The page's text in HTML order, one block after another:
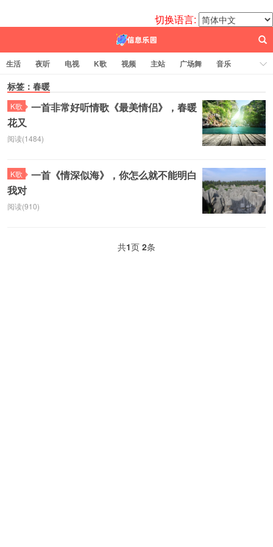
切换语言:
生活 夜听 电视 K歌 视频 主站 广场舞
音乐
歌曲
电台
标签：春暖
K歌
一首非常好听情歌《最美情侣》，春暖
花又
阅读(1484)
K歌
一首《情深似海》，你怎么就不能明白
我对
阅读(910)
共1页 2条